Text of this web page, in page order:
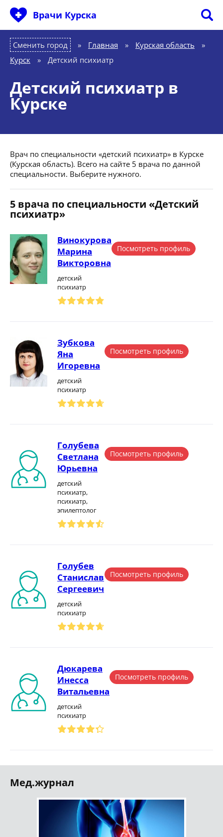
Врачи Курска
Сменить город Главная » Курская область
»
Курск
» Детский психиатр
Детский психиатр в
Курске
Врач по специальности «детский психиатр» в Курске
(Курская область). Всего на сайте 5 врача по данной
специальности. Выберите нужного.
5 врача по специальности «Детский
психиатр»
Винокурова
Марина
Викторовна
детский
психиатр
Посмотреть профиль
Зубкова
Яна
Игоревна
детский
психиатр
Посмотреть профиль
Голубева
Светлана
Юрьевна
детский
психиатр,
психиатр,
эпилептолог
Посмотреть профиль
Голубев
Станислав
Сергеевич
детский
психиатр
Посмотреть профиль
Дюкарева
Инесса
Витальевна
детский
психиатр
Посмотреть профиль
Мед.журнал